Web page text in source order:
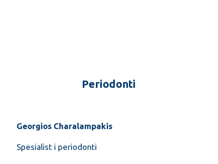
Periodonti
Georgios Charalampakis
Spesialist i periodonti